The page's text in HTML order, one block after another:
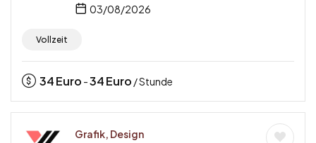
03/08/2026
Vollzeit
34Euro -34Euro / Stunde
Grafik, Design